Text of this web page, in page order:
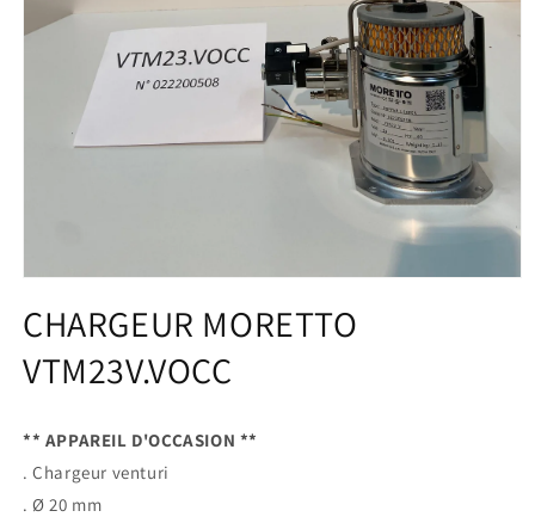
média
1
dans
une
CHARGEUR MORETTO
VTM23V.VOCC
** APPAREIL D'OCCASION **
. Chargeur venturi
. Ø 20 mm